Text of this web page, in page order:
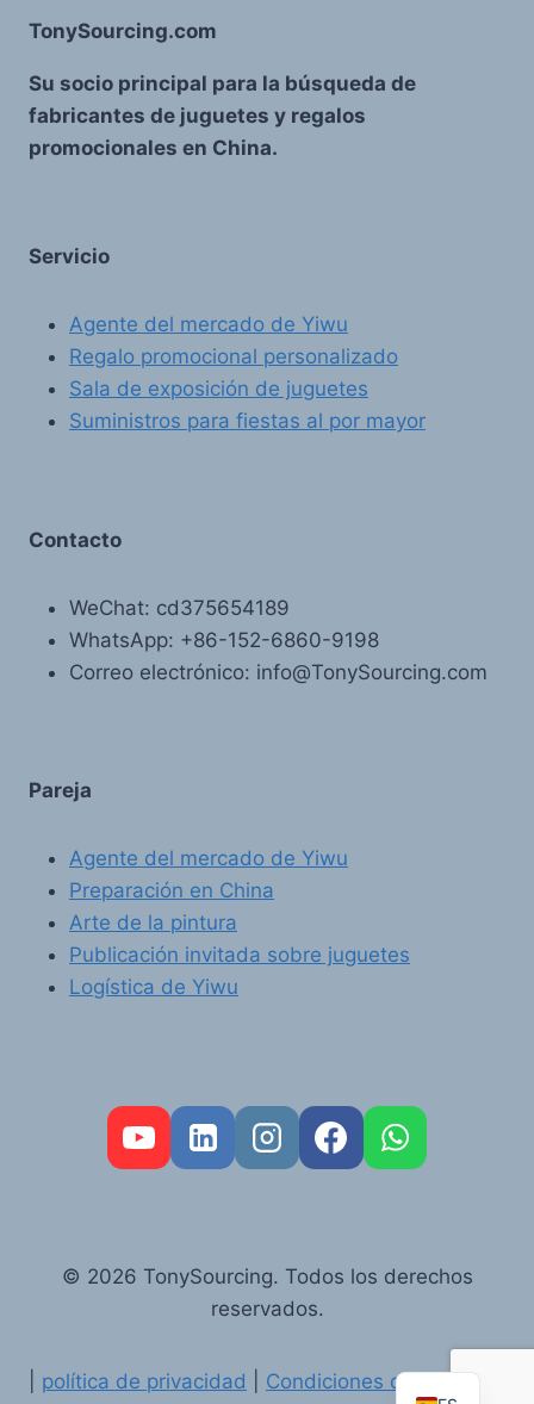
TonySourcing.com
Su socio principal para la búsqueda de
fabricantes de juguetes y regalos
promocionales en China.
Servicio
Agente del mercado de Yiwu
Regalo promocional personalizado
Sala de exposición de juguetes
Suministros para fiestas al por mayor
Contacto
WeChat: cd375654189
WhatsApp: +86-152-6860-9198
Correo electrónico: info@TonySourcing.com
Pareja
Agente del mercado de Yiwu
Preparación en China
Arte de la pintura
Publicación invitada sobre juguetes
Logística de Yiwu
© 2026 TonySourcing. Todos los derechos
reservados.
política de privacidad Condiciones de servicio
AR